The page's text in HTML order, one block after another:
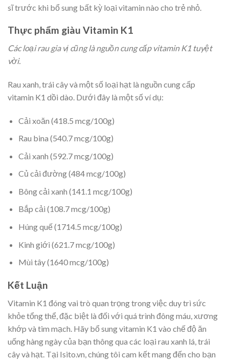
sĩ trước khi bổ sung bất kỳ loại vitamin nào cho trẻ nhỏ.
Thực phẩm giàu Vitamin K1
Các loại rau gia vị cũng là nguồn cung cấp vitamin K1 tuyệt
vời.
Rau xanh, trái cây và một số loại hạt là nguồn cung cấp
vitamin K1 dồi dào. Dưới đây là một số ví dụ:
Cải xoăn (418.5 mcg/100g)
Rau bina (540.7 mcg/100g)
Cải xanh (592.7 mcg/100g)
Củ cải đường (484 mcg/100g)
Bông cải xanh (141.1 mcg/100g)
Bắp cải (108.7 mcg/100g)
Húng quế (1714.5 mcg/100g)
Kinh giới (621.7 mcg/100g)
Mùi tây (1640 mcg/100g)
Kết Luận
Vitamin K1 đóng vai trò quan trọng trong việc duy trì sức
khỏe tổng thể, đặc biệt là đối với quá trình đông máu, xương
khớp và tim mạch. Hãy bổ sung vitamin K1 vào chế độ ăn
uống hàng ngày của bạn thông qua các loại rau xanh lá, trái
cây và hạt. Tại Isito.vn, chúng tôi cam kết mang đến cho bạn